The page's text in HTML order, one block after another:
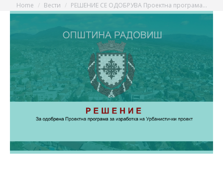
You are here:
Home Вести РЕШЕНИЕ СЕ ОДОБРУВА Проектна програма…